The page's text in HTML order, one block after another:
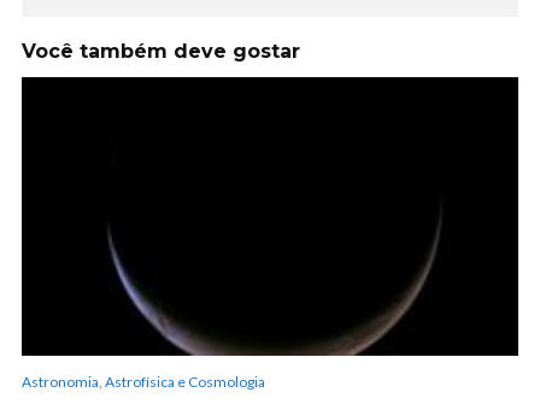
Você também deve gostar
Astronomia, Astrofísica e Cosmologia